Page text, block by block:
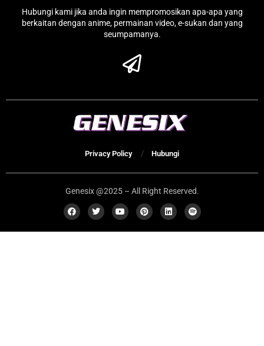
Hubungi kami jika anda ingin mempromosikan apa-apa yang
berkaitan dengan anime, permainan video, e-sukan dan yang
seumpamanya.
Privacy Policy Hubungi
Genesix @2025 – All Right Reserved.